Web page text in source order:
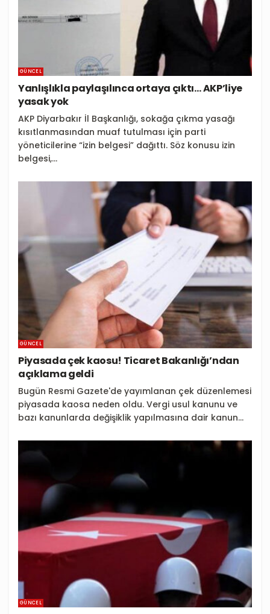
GÜNCEL
Yanlışlıkla paylaşılınca ortaya çıktı… AKP’liye
yasak yok
AKP Diyarbakır İl Başkanlığı, sokağa çıkma yasağı
kısıtlanmasından muaf tutulması için parti
yöneticilerine “izin belgesi” dağıttı. Söz konusu izin
belgesi,...
GÜNCEL
Piyasada çek kaosu! Ticaret Bakanlığı’ndan
açıklama geldi
Bugün Resmi Gazete'de yayımlanan çek düzenlemesi
piyasada kaosa neden oldu. Vergi usul kanunu ve
bazı kanunlarda değişiklik yapılmasına dair kanun...
GÜNCEL